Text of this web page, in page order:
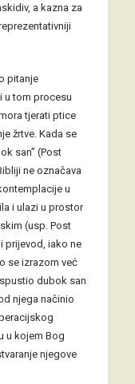
a kazna za
pitanje
u tom procesu
tjerati ptice
žrtve. Kada se
san” (Post
ne označava
u
i ulazi u prostor
(usp. Post
prijevod, iako ne
se izrazom već
dubok san
njega načinio
u kojem Bog
njegove